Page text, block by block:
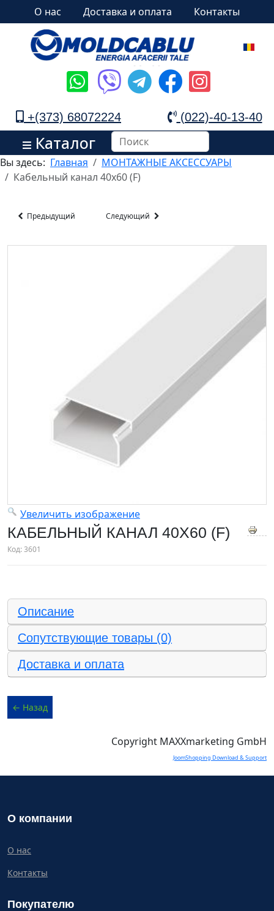
О нас Доставка и оплата Контакты
+(373) 68072224 (022)-40-13-40
Каталог
Вы здесь: Главная
МОНТАЖНЫЕ АКСЕССУАРЫ
Кабельный канал 40x60 (F)
Предыдущий Следующий
Увеличить изображение
КАБЕЛЬНЫЙ КАНАЛ 40X60 (F)
Код:3601
Описание
Сопутствующие товары (0)
Доставка и оплата
Copyright MAXXmarketing GmbH
JoomShopping Download & Support
О компании
О нас
Контакты
Покупателю